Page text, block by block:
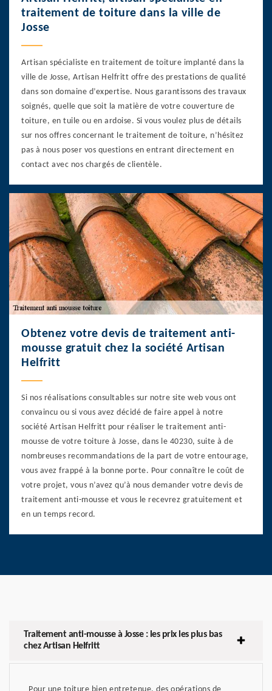
traitement de toiture dans la ville de
Josse
Artisan spécialiste en traitement de toiture implanté dans la
ville de Josse, Artisan Helfritt offre des prestations de qualité
dans son domaine d’expertise. Nous garantissons des travaux
soignés, quelle que soit la matière de votre couverture de
toiture, en tuile ou en ardoise. Si vous voulez plus de détails
sur nos offres concernant le traitement de toiture, n’hésitez
pas à nous poser vos questions en entrant directement en
contact avec nos chargés de clientèle.
Obtenez votre devis de traitement anti-
mousse gratuit chez la société Artisan
Helfritt
Si nos réalisations consultables sur notre site web vous ont
convaincu ou si vous avez décidé de faire appel à notre
société Artisan Helfritt pour réaliser le traitement anti-
mousse de votre toiture à Josse, dans le 40230, suite à de
nombreuses recommandations de la part de votre entourage,
vous avez frappé à la bonne porte. Pour connaître le coût de
votre projet, vous n’avez qu’à nous demander votre devis de
traitement anti-mousse et vous le recevrez gratuitement et
en un temps record.
Traitement anti-mousse à Josse : les prix les plus bas
chez Artisan Helfritt